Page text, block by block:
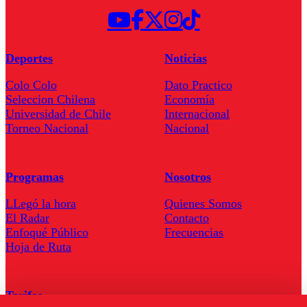
Deportes
Colo Colo
Seleccion Chilena
Universidad de Chile
Torneo Nacional
Noticias
Dato Practico
Economía
Internacional
Nacional
Programas
LLegó la hora
El Radar
Enfoqué Público
Hoja de Ruta
Nosotros
Quienes Somos
Contacto
Frecuencias
Tarifas